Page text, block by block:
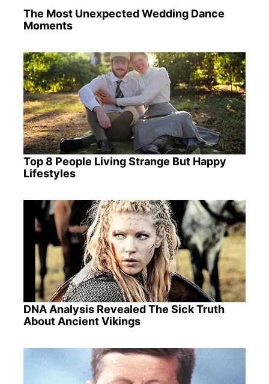
The Most Unexpected Wedding Dance
Moments
Top 8 People Living Strange But Happy
Lifestyles
DNA Analysis Revealed The Sick Truth
About Ancient Vikings